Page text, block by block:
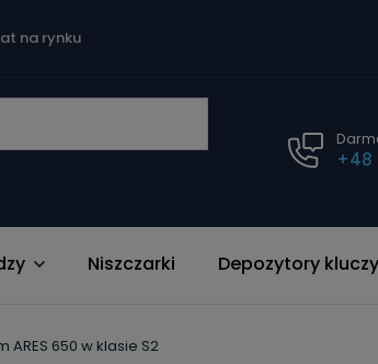
na rynku
+48
Niszczarki Depozytory kluczy
ARES 650 w klasie S2